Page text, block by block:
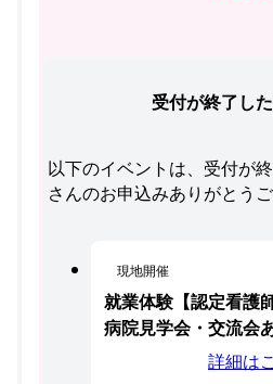
受付が終了し
以下のイベントは、受付が
さんのお申込みありがとうご
現地開催
就業体験【認定看護
病院見学会・交流会あ
詳細は